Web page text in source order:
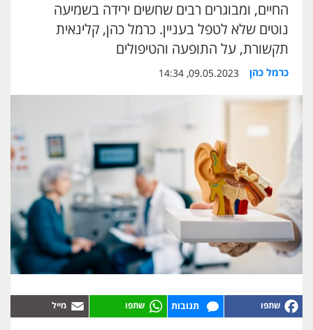
החיים, ומבוגרים רבים שחשים ירידה בשמיעה
נוטים שלא לטפל בעניין. כרמל כהן, קלינאית
תקשורת, על התופעה והטיפולים
כרמל כהן 09.05.2023, 14:34
תגובות